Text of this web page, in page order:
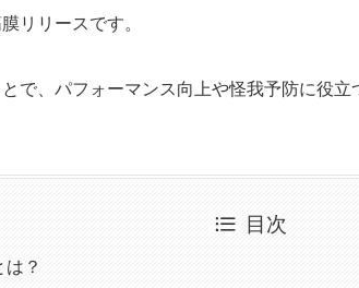
リリースです。
で、パフォーマンス向上や怪我予防に役立
目次
？